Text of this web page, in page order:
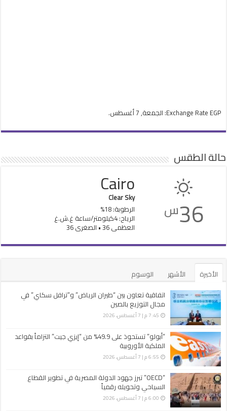
Exchange Rate EGP : الجمعة, 7 أغسطس.
حالة الطقس
36س
Cairo
Clear Sky
الرطوبة: 18%
الرياح: 4كيلومتر/ساعة غ.ش.غ
العظمى 36 • الصغرى 36
الأخيرة الأشهر
الوسوم
اتفاقية تعاون بين “طيران الرياض” و”ترافل سكاي” في
مجال التوزيع بالصين
7:45 م | 7 أغسطس، 2026
“أبولو” تستحوذ على 49.9% من “إيزي جيت” التزاماً بقواعد
الملكية الأوروبية
6:55 م | 7 أغسطس، 2026
“OECD” تبرز جهود الدولة المصرية في تطوير القطاع
السياحي وتحويله رقمياً
6:00 م | 7 أغسطس، 2026